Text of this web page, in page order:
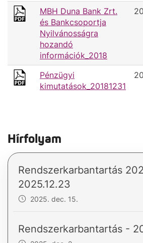
MBH Duna Bank Zrt.
és Bankcsoportja
Nyilvánosságra
hozandó
információk_2018
Pénzügyi
kimutatások_20181231
Hírfolyam
Rendszerkarbantartás
2025.12.23
2025. dec. 15.
Rendszerkarbantartás -